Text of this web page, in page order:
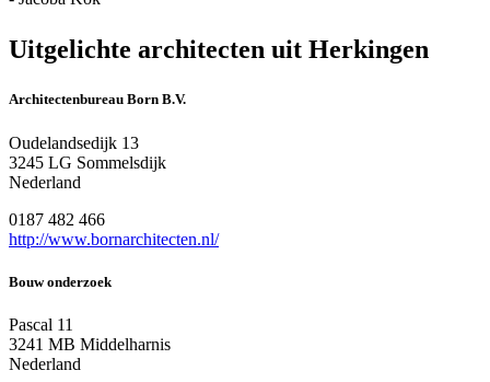
Uitgelichte architecten uit Herkingen
Architectenbureau Born B.V.
Oudelandsedijk 13
3245 LG Sommelsdijk
Nederland
0187 482 466
http://www.bornarchitecten.nl/
Bouw onderzoek
Pascal 11
3241 MB Middelharnis
Nederland